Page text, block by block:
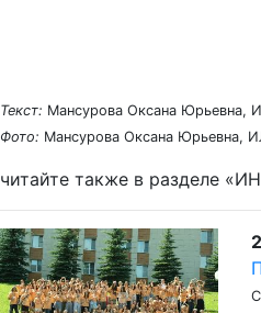
Текст: Мансурова Оксана Юрьевна,
Фото: Мансурова Оксана Юрьевна,
читайте также в разделе